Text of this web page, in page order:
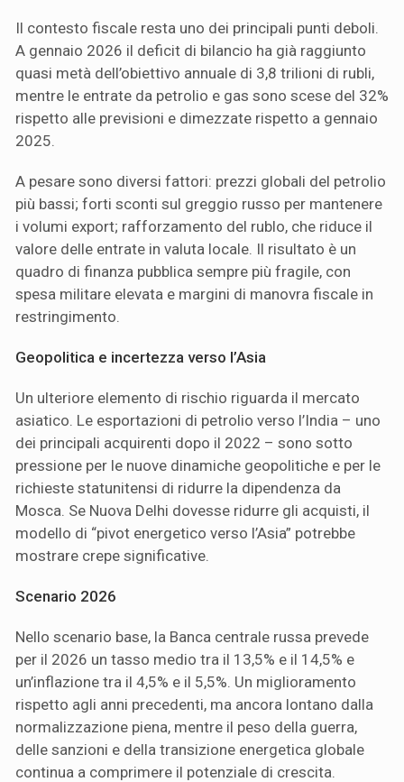
Il contesto fiscale resta uno dei principali punti deboli.
A gennaio 2026 il deficit di bilancio ha già raggiunto
quasi metà dell’obiettivo annuale di 3,8 trilioni di rubli,
mentre le entrate da petrolio e gas sono scese del 32%
rispetto alle previsioni e dimezzate rispetto a gennaio
2025.
A pesare sono diversi fattori: prezzi globali del petrolio
più bassi; forti sconti sul greggio russo per mantenere
i volumi export; rafforzamento del rublo, che riduce il
valore delle entrate in valuta locale. Il risultato è un
quadro di finanza pubblica sempre più fragile, con
spesa militare elevata e margini di manovra fiscale in
restringimento.
Geopolitica e incertezza verso l’Asia
Un ulteriore elemento di rischio riguarda il mercato
asiatico. Le esportazioni di petrolio verso l’India – uno
dei principali acquirenti dopo il 2022 – sono sotto
pressione per le nuove dinamiche geopolitiche e per le
richieste statunitensi di ridurre la dipendenza da
Mosca. Se Nuova Delhi dovesse ridurre gli acquisti, il
modello di “pivot energetico verso l’Asia” potrebbe
mostrare crepe significative.
Scenario 2026
Nello scenario base, la Banca centrale russa prevede
per il 2026 un tasso medio tra il 13,5% e il 14,5% e
un’inflazione tra il 4,5% e il 5,5%. Un miglioramento
rispetto agli anni precedenti, ma ancora lontano dalla
normalizzazione piena, mentre il peso della guerra,
delle sanzioni e della transizione energetica globale
continua a comprimere il potenziale di crescita.